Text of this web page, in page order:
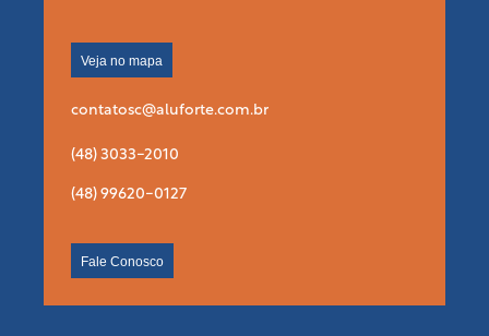
Veja no mapa
contatosc@aluforte.com.br
(48) 3033-2010
(48) 99620-0127
Fale Conosco